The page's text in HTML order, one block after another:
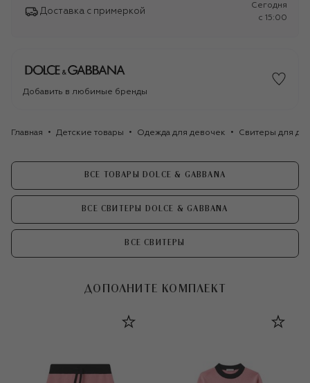
Доставка с примеркой
Сегодня
c 15:00
Добавить в любимые бренды
Главная Детские товары Одежда для девочек Свитеры для
ВСЕ ТОВАРЫ DOLCE & GABBANA
ВСЕ СВИТЕРЫ DOLCE & GABBANA
ВСЕ СВИТЕРЫ
ДОПОЛНИТЕ КОМПЛЕКТ